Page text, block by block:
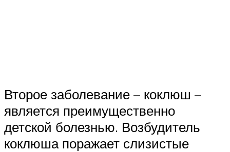
Второе заболевание – коклюш –
является преимущественно
детской болезнью. Возбудитель
коклюша поражает слизистые